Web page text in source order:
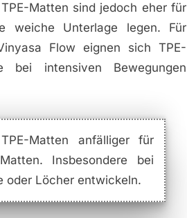
Matten sind jedoch eher für
weiche Unterlage legen. Für
Flow eignen sich TPE-
intensiven Bewegungen
Matten anfälliger für
Insbesondere bei
oder Löcher entwickeln.